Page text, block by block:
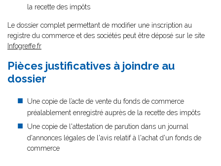
la recette des impôts
Le dossier complet permettant de modifier une inscription au
registre du commerce et des sociétés peut être déposé sur le site
Infogreffe.fr
Pièces justificatives à joindre au
dossier
Une copie de l’acte de vente du fonds de commerce
préalablement enregistré auprès de la recette des impôts
Une copie de l'attestation de parution dans un journal
d'annonces légales de l'avis relatif à l'achat d'un fonds de
commerce